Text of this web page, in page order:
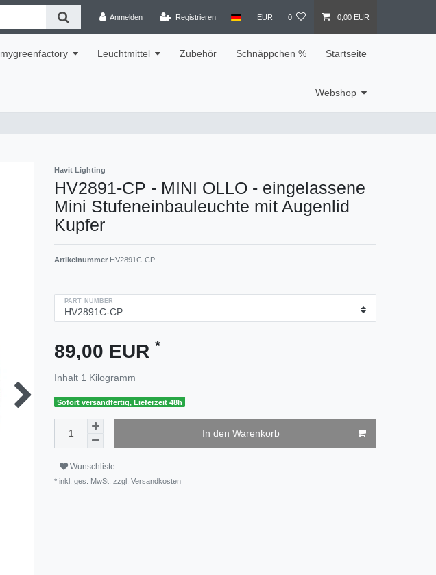
Anmelden Registrieren EUR 0 0,00 EUR
mygreenfactory Leuchtmittel Zubehör Schnäppchen % Startseite
Webshop
Havit Lighting
HV2891-CP - MINI OLLO - eingelassene
Mini Stufeneinbauleuchte mit Augenlid
Kupfer
Artikelnummer HV2891C-CP
PART NUMBER
89,00 EUR *
Inhalt 1 Kilogramm
Sofort versandfertig, Lieferzeit 48h
In den Warenkorb
Wunschliste
* inkl. ges. MwSt. zzgl. Versandkosten